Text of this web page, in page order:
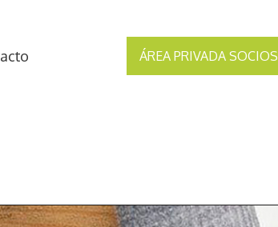
ÁREA PRIVADA SOCIOS